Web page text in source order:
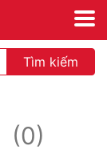
Tìm kiếm
(0)